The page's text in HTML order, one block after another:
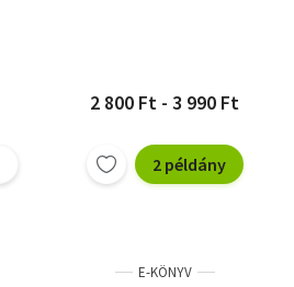
2 800 Ft - 3 990 Ft
2 példány
E-KÖNYV